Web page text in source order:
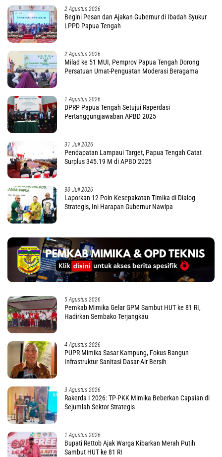
2 Agustus 2026
Begini Pesan dan Ajakan Gubernur di Ibadah Syukur
LPPD Papua Tengah
2 Agustus 2026
Milad ke 51 MUI, Pemprov Papua Tengah Dorong
Persatuan Umat-Penguatan Moderasi Beragama
1 Agustus 2026
DPRP Papua Tengah Setujui Raperdasi
Pertanggungjawaban APBD 2025
31 Juli 2026
Pendapatan Lampaui Target, Papua Tengah Catat
Surplus 345.19 M di APBD 2025
30 Juli 2026
Laporkan 12 Poin Kesepakatan Timika di Dialog
Strategis, Ini Harapan Gubernur Nawipa
5 Agustus 2026
Pemkab Mimika Gelar GPM Sambut HUT ke 81 RI,
Hadirkan Sembako Terjangkau
4 Agustus 2026
PUPR Mimika Sasar Kampung, Fokus Bangun
Infrastruktur Sanitasi Dasar-Air Bersih
3 Agustus 2026
Rakerda I 2026: TP-PKK Mimika Beberkan Capaian di
Sejumlah Sektor Strategis
1 Agustus 2026
Bupati Rettob Ajak Warga Kibarkan Merah Putih
Sambut HUT ke 81 RI